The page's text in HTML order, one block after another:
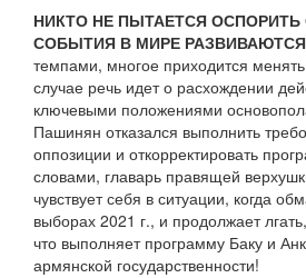
НИКТО НЕ ПЫТАЕТСЯ
СОБЫТИЯ В МИРЕ РАЗВИВАЮТСЯ
темпами, многое приходится
случае речь идет о расхождении
ключевыми положениями
Пашинян отказался выполнить
оппозиции и откорректировать
словами, главарь правящей
чувствует себя в ситуации, когда
выборах 2021 г., и продолжает
что выполняет программу Баку и
армянской государственности!